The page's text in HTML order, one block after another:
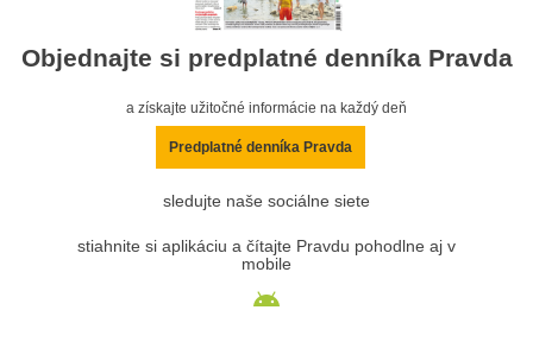
Objednajte si predplatné denníka Pravda
a získajte užitočné informácie na každý deň
Predplatné denníka Pravda
sledujte naše sociálne siete
stiahnite si aplikáciu a čítajte Pravdu pohodlne aj v
mobile